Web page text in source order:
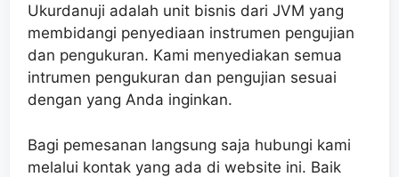
Ukurdanuji adalah unit bisnis dari JVM yang
membidangi penyediaan instrumen pengujian
dan pengukuran. Kami menyediakan semua
intrumen pengukuran dan pengujian sesuai
dengan yang Anda inginkan.
Bagi pemesanan langsung saja hubungi kami
melalui kontak yang ada di website ini. Baik